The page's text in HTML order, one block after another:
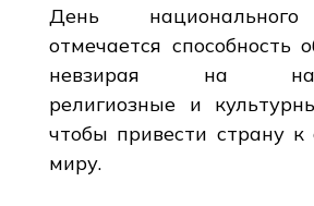
День
отмечается способность
невзирая на
религиозные и
чтобы привести страну к
миру.